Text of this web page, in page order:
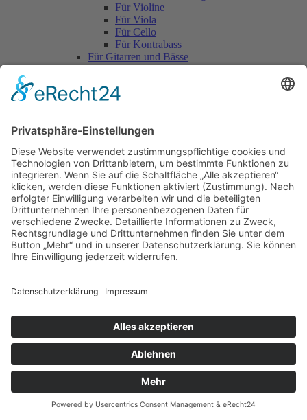
Für Violine
Für Viola
Für Cello
Für Kontrabass
Für Gitarren und Bässe
Für Westerngitarre
Für andere Zupfinstrumente
Für Zither
Für Mandoline
Für Mandola
Für Banjo
Für Aoud
Für Balalaika
Für Domra
Für Bouzouki
Für Ukulele
Efrano Musiksaiten Inh. Wolfgang Frank
Alle Produkte anzeigen
Publikationen
CDs
Zubehör & Merchandise
Alle Produkte anzeigen
Alle Produkte anzeigen
König & Meyer